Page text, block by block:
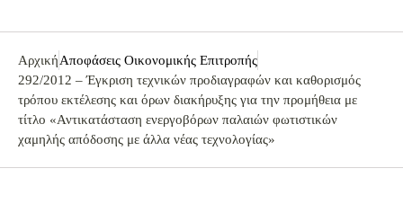
ΑρχικήΑποφάσεις Οικονομικής Επιτροπής
292/2012 – Έγκριση τεχνικών προδιαγραφών και καθορισμός
τρόπου εκτέλεσης και όρων διακήρυξης για την προμήθεια με
τίτλο «Αντικατάσταση ενεργοβόρων παλαιών φωτιστικών
χαμηλής απόδοσης με άλλα νέας τεχνολογίας»